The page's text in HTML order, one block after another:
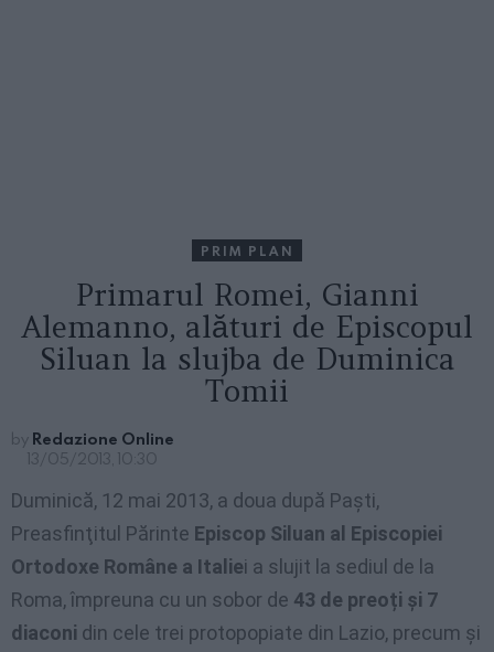
PRIM PLAN
Primarul Romei, Gianni
Alemanno, alături de Episcopul
Siluan la slujba de Duminica
Tomii
by Redazione Online
13/05/2013, 10:30
Duminică, 12 mai 2013, a doua după Paști,
Preasfinţitul Părinte Episcop Siluan al Episcopiei
Ortodoxe Române a Italiei a slujit la sediul de la
Roma, împreuna cu un sobor de 43 de preoți și 7
diaconi din cele trei protopopiate din Lazio, precum și